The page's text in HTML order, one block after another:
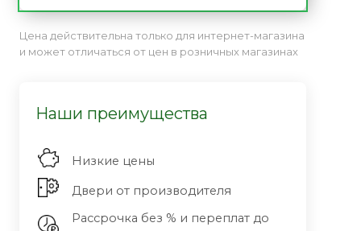
Цена действительна только для интернет-магазина
и может отличаться от цен в розничных магазинах
Наши преимущества
Низкие цены
Двери от производителя
Рассрочка без % и переплат до